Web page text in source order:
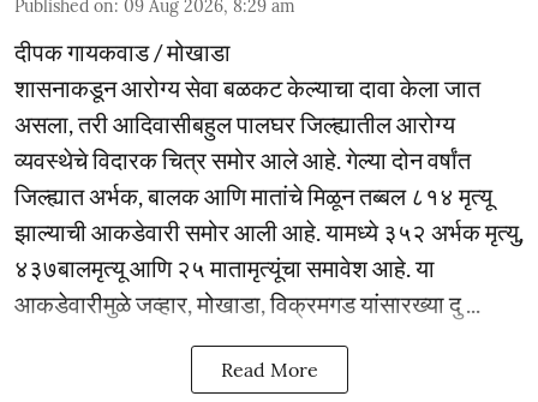
Published on: 09 Aug 2026, 8:29 am
दीपक गायकवाड / मोखाडा
शासनाकडून आरोग्य सेवा बळकट केल्याचा दावा केला जात
असला, तरी आदिवासीबहुल पालघर जिल्ह्यातील आरोग्य
व्यवस्थेचे विदारक चित्र समोर आले आहे. गेल्या दोन वर्षांत
जिल्ह्यात अर्भक, बालक आणि मातांचे मिळून तब्बल ८१४ मृत्यू
झाल्याची आकडेवारी समोर आली आहे. यामध्ये ३५२ अर्भक मृत्यु,
४३७बालमृत्यू आणि २५ मातामृत्यूंचा समावेश आहे. या
आकडेवारीमुळे जव्हार, मोखाडा, विक्रमगड यांसारख्या दु ...
Read More